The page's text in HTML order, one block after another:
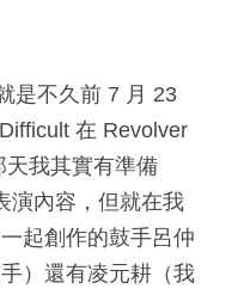
是不久前 7 月 23
在 Revolver
我其實有準備
演內容，但就在我
起創作的鼓手呂仲
）還有凌元耕（我